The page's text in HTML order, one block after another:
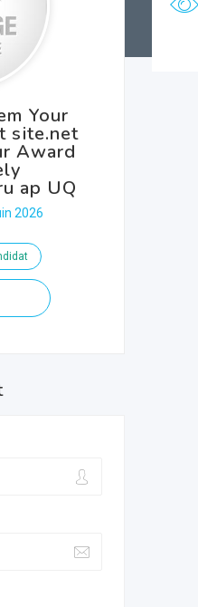
Your
site.net
Award
ap UQ
2026